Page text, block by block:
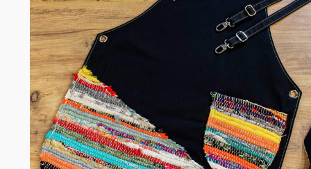
Bartender
Σερβιτόρος
Σομελιέ